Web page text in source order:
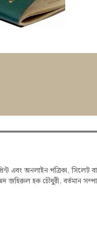
এবং অনলাইন পত্রিকা, সিলেট
জহিরুল হক চৌধুরী, বর্তমান